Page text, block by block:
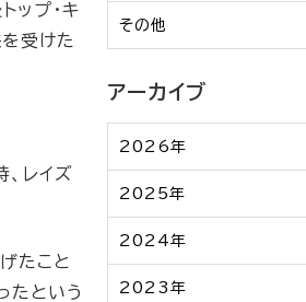
ップ・キ
受けた
レイズ
たこと
たという
その他
アーカイブ
2026年
2025年
2024年
2023年